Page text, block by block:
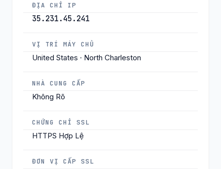
ĐỊA CHỈ IP
35.231.45.241
VỊ TRÍ MÁY CHỦ
United States · North Charleston
NHÀ CUNG CẤP
Không Rõ
CHỨNG CHỈ SSL
HTTPS Hợp Lệ
ĐƠN VỊ CẤP SSL